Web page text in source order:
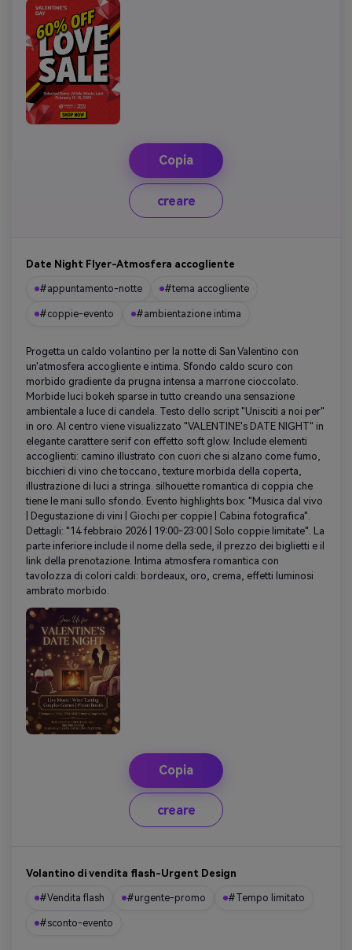
Copia
creare
Date Night Flyer-Atmosfera accogliente
#appuntamento-notte #tema accogliente
#coppie-evento #ambientazione intima
Progetta un caldo volantino per la notte di San Valentino con
un'atmosfera accogliente e intima. Sfondo caldo scuro con
morbido gradiente da prugna intensa a marrone cioccolato.
Morbide luci bokeh sparse in tutto creando una sensazione
ambientale a luce di candela. Testo dello script "Unisciti a noi per"
in oro. Al centro viene visualizzato "VALENTINE's DATE NIGHT" in
elegante carattere serif con effetto soft glow. Include elementi
accoglienti: camino illustrato con cuori che si alzano come fumo,
bicchieri di vino che toccano, texture morbida della coperta,
illustrazione di luci a stringa. silhouette romantica di coppia che
tiene le mani sullo sfondo. Evento highlights box: "Musica dal vivo
| Degustazione di vini | Giochi per coppie | Cabina fotografica".
Dettagli: "14 febbraio 2026 | 19:00-23:00 | Solo coppie limitate". La
parte inferiore include il nome della sede, il prezzo dei biglietti e il
link della prenotazione. Intima atmosfera romantica con
tavolozza di colori caldi: bordeaux, oro, crema, effetti luminosi
ambrato morbido.
Copia
creare
Volantino di vendita flash-Urgent Design
#Vendita flash #urgente-promo #Tempo limitato
#sconto-evento